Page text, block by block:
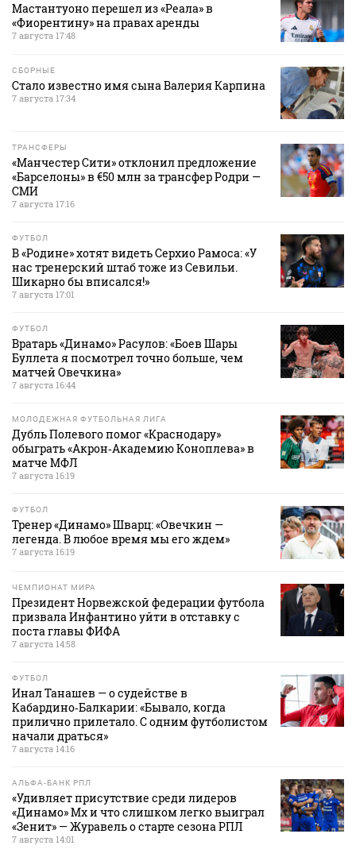
Мастантуоно перешел из «Реала» в
«Фиорентину» на правах аренды
7 августа 17:48
СБОРНЫЕ
Стало известно имя сына Валерия Карпина
7 августа 17:34
ТРАНСФЕРЫ
«Манчестер Сити» отклонил предложение
«Барселоны» в €50 млн за трансфер Родри —
СМИ
7 августа 17:16
ФУТБОЛ
В «Родине» хотят видеть Серхио Рамоса: «У
нас тренерский штаб тоже из Севильи.
Шикарно бы вписался!»
7 августа 17:01
ФУТБОЛ
Вратарь «Динамо» Расулов: «Боев Шары
Буллета я посмотрел точно больше, чем
матчей Овечкина»
7 августа 16:44
МОЛОДЕЖНАЯ ФУТБОЛЬНАЯ ЛИГА
Дубль Полевого помог «Краснодару»
обыграть «Акрон‑Академию Коноплева» в
матче МФЛ
7 августа 16:19
ФУТБОЛ
Тренер «Динамо» Шварц: «Овечкин —
легенда. В любое время мы его ждем»
7 августа 16:19
ЧЕМПИОНАТ МИРА
Президент Норвежской федерации футбола
призвала Инфантино уйти в отставку с
поста главы ФИФА
7 августа 14:58
ФУТБОЛ
Инал Танашев — о судействе в
Кабардино‑Балкарии: «Бывало, когда
прилично прилетало. С одним футболистом
начали драться»
7 августа 14:16
АЛЬФА-БАНК РПЛ
«Удивляет присутствие среди лидеров
«Динамо» Мх и что слишком легко выиграл
«Зенит» — Журавель о старте сезона РПЛ
7 августа 14:01